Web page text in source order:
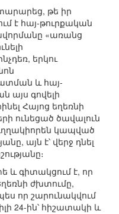
թե իր
է հայ-թուրքական
«առանց
երկու
և հայ-
այս գովելի
Հայոց եղեռնի
ունեցած ծավալուն
կապված
այն է՝ վերջ դնել
գիտակցում է, որ
ժխտումը,
որ շարունակվում
24-ին՝ հիշատակի և